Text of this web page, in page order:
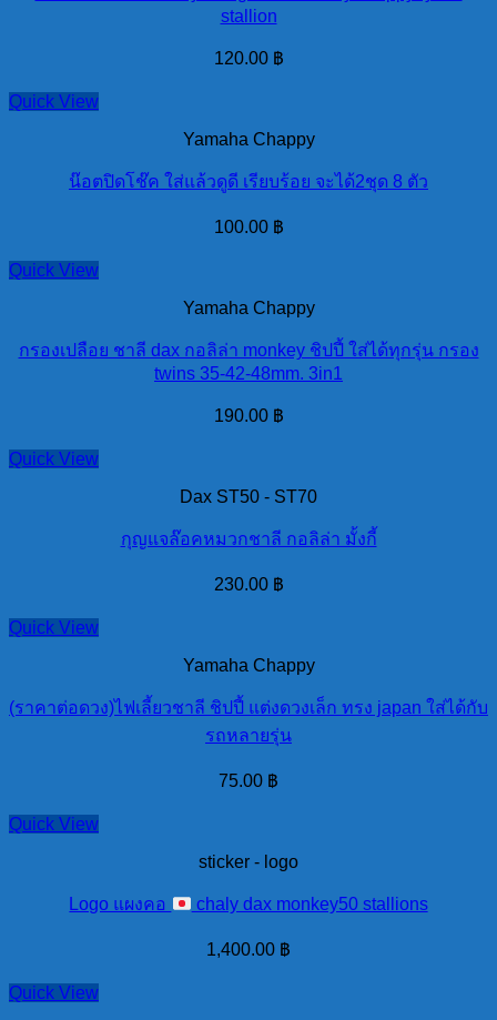
stallion
120.00 ฿
Quick View
Yamaha Chappy
น๊อตปิดโช๊ค ใส่แล้วดูดี เรียบร้อย จะได้2ชุด 8 ตัว
100.00 ฿
Quick View
Yamaha Chappy
กรองเปลือย ชาลี dax กอลิล่า monkey ชิปปี้ ใส่ได้ทุกรุ่น กรอง
twins 35-42-48mm. 3in1
190.00 ฿
Quick View
Dax ST50 - ST70
กุญแจล๊อคหมวกชาลี กอลิล่า มั้งกี้
230.00 ฿
Quick View
Yamaha Chappy
(ราคาต่อดวง)ไฟเลี้ยวชาลี ชิปปี้ แต่งดวงเล็ก ทรง japan ใส่ได้กับ
รถหลายรุ่น
75.00 ฿
Quick View
sticker - logo
Logo แผงคอ chaly dax monkey50 stallions
1,400.00 ฿
Quick View